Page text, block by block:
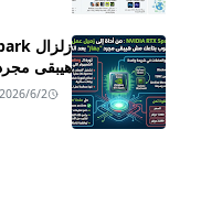
هيبقى
2026/6/2